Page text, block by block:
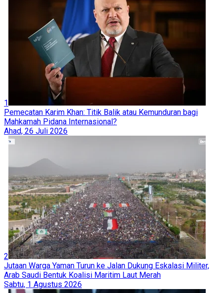
1
Pemecatan Karim Khan: Titik Balik atau Kemunduran bagi
Mahkamah Pidana Internasional?
Ahad, 26 Juli 2026
2
Jutaan Warga Yaman Turun ke Jalan Dukung Eskalasi Militer,
Arab Saudi Bentuk Koalisi Maritim Laut Merah
Sabtu, 1 Agustus 2026